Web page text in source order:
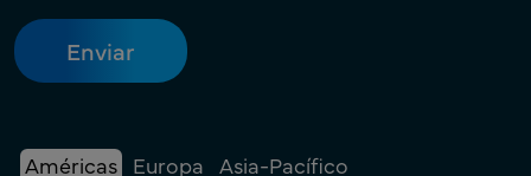
Américas Europa Asia-Pacífico